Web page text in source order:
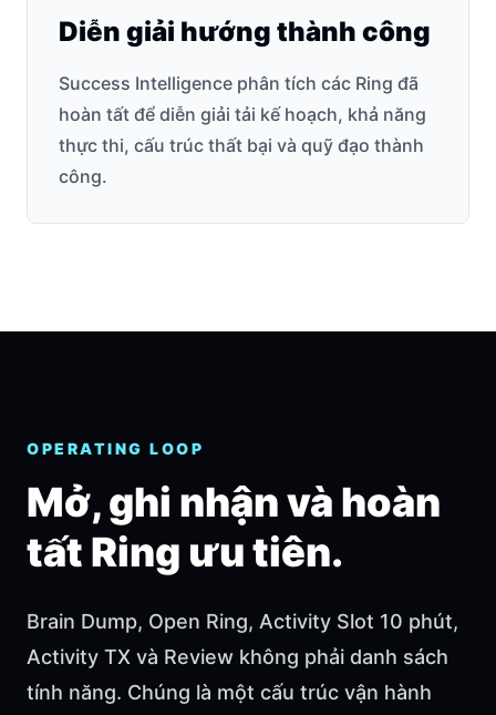
Diễn giải hướng thành công
Success Intelligence phân tích các Ring đã
hoàn tất để diễn giải tải kế hoạch, khả năng
thực thi, cấu trúc thất bại và quỹ đạo thành
công.
OPERATING LOOP
Mở, ghi nhận và hoàn
tất Ring ưu tiên.
Brain Dump, Open Ring, Activity Slot 10 phút,
Activity TX và Review không phải danh sách
tính năng. Chúng là một cấu trúc vận hành